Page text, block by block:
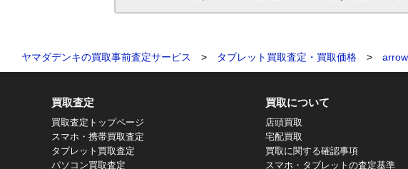
ヤマダデンキの買取事前査定サービス > タブレット買取査定・買取価格 >
買取査定
買取査定トップページ
スマホ・携帯買取査定
タブレット買取査定
パソコン買取査定
買取について
店頭買取
宅配買取
買取に関する確認事項
スマホ・タブレットの査定基準